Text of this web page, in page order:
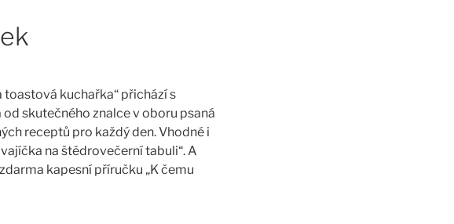
kuchařka“ přichází s
od skutečného znalce v oboru psaná
receptů pro každý den. Vhodné i
na štědrovečerní tabuli“. A
kapesní příručku „K čemu